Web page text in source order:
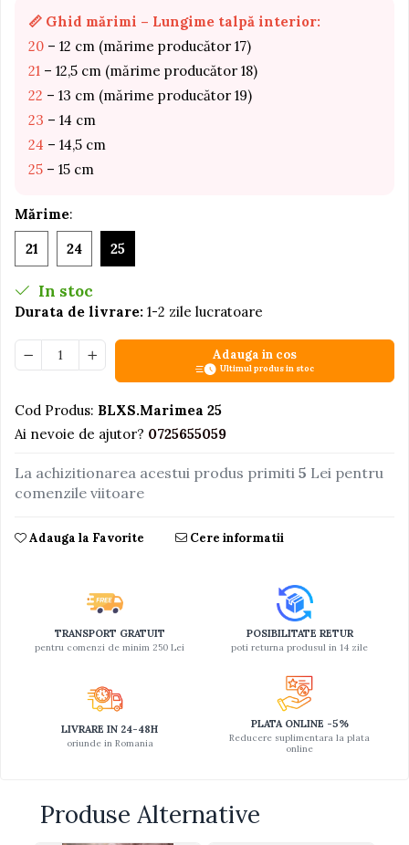
Jucarii educative din lemn
Motociclete
Muzica si instrumente
Pistoale
Plastilina
Proiectoare
Set Avioane si submarine
Seturi de doctor
Trenulete
Trenuri cu sine
Vehicule de constructii
📏 Ghid mărimi – Lungime talpă interior:
20 – 12 cm (mărime producător 17)
21 – 12,5 cm (mărime producător 18)
22 – 13 cm (mărime producător 19)
23 – 14 cm
24 – 14,5 cm
25 – 15 cm
Mărime:
21
24 25
In stoc
Durata de livrare: 1-2 zile lucratoare
Adauga in cos
Ultimul produs in stoc
Cod Produs: BLXS.Marimea 25
Ai nevoie de ajutor? 0725655059
La achizitionarea acestui produs primiti 5 Lei pentru
comenzile viitoare
Adauga la Favorite Cere informatii
TRANSPORT GRATUIT
pentru comenzi de minim 250 Lei
POSIBILITATE RETUR
poti returna produsul in 14 zile
LIVRARE IN 24-48H
oriunde in Romania
PLATA ONLINE -5%
Reducere suplimentara la plata
online
Produse Alternative